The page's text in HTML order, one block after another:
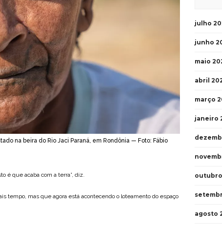
na beira do Rio Jaci Paraná, em Rondônia — Foto: Fábio
é que acaba com a terra”, diz.
tempo, mas que agora está acontecendo o loteamento do espaço
julho
junho
maio
abril
março
janeiro
agosto